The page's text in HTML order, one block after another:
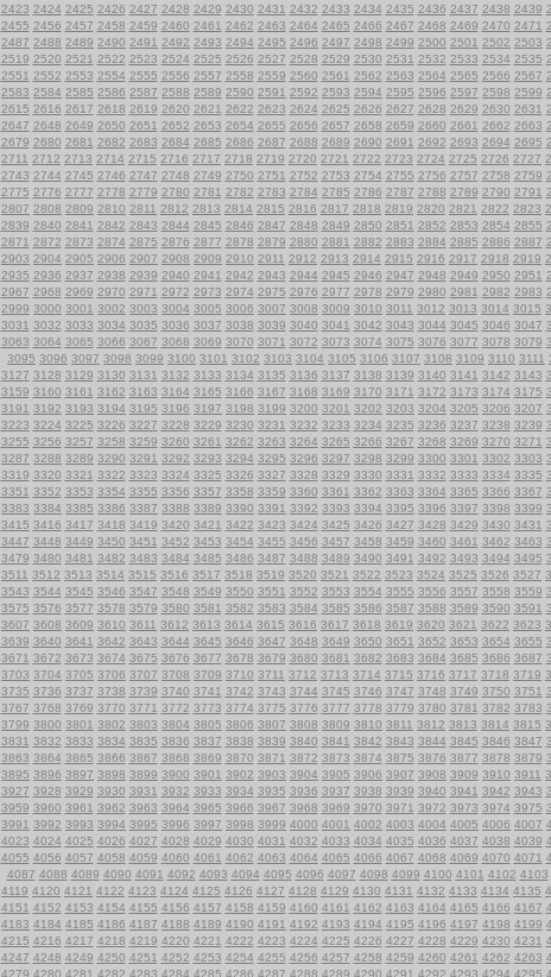
2423 2424 2425 2426 2427 2428 2429 2430 2431 2432 2433 2434 2435 2436 2437 2438 2439
2455 2456 2457 2458 2459 2460 2461 2462 2463 2464 2465 2466 2467 2468 2469 2470 2471
2487 2488 2489 2490 2491 2492 2493 2494 2495 2496 2497 2498 2499 2500 2501 2502 2503
2519 2520 2521 2522 2523 2524 2525 2526 2527 2528 2529 2530 2531 2532 2533 2534 2535
2551 2552 2553 2554 2555 2556 2557 2558 2559 2560 2561 2562 2563 2564 2565 2566 2567
2583 2584 2585 2586 2587 2588 2589 2590 2591 2592 2593 2594 2595 2596 2597 2598 2599
2615 2616 2617 2618 2619 2620 2621 2622 2623 2624 2625 2626 2627 2628 2629 2630 2631
2647 2648 2649 2650 2651 2652 2653 2654 2655 2656 2657 2658 2659 2660 2661 2662 2663
2679 2680 2681 2682 2683 2684 2685 2686 2687 2688 2689 2690 2691 2692 2693 2694 2695
2711 2712 2713 2714 2715 2716 2717 2718 2719 2720 2721 2722 2723 2724 2725 2726 2727
2743 2744 2745 2746 2747 2748 2749 2750 2751 2752 2753 2754 2755 2756 2757 2758 2759
2775 2776 2777 2778 2779 2780 2781 2782 2783 2784 2785 2786 2787 2788 2789 2790 2791
2807 2808 2809 2810 2811 2812 2813 2814 2815 2816 2817 2818 2819 2820 2821 2822 2823
2839 2840 2841 2842 2843 2844 2845 2846 2847 2848 2849 2850 2851 2852 2853 2854 2855
2871 2872 2873 2874 2875 2876 2877 2878 2879 2880 2881 2882 2883 2884 2885 2886 2887
2903 2904 2905 2906 2907 2908 2909 2910 2911 2912 2913 2914 2915 2916 2917 2918 2919
2935 2936 2937 2938 2939 2940 2941 2942 2943 2944 2945 2946 2947 2948 2949 2950 2951
2967 2968 2969 2970 2971 2972 2973 2974 2975 2976 2977 2978 2979 2980 2981 2982 2983
2999 3000 3001 3002 3003 3004 3005 3006 3007 3008 3009 3010 3011 3012 3013 3014 3015
3031 3032 3033 3034 3035 3036 3037 3038 3039 3040 3041 3042 3043 3044 3045 3046 3047
3063 3064 3065 3066 3067 3068 3069 3070 3071 3072 3073 3074 3075 3076 3077 3078 3079
3095 3096 3097 3098 3099 3100 3101 3102 3103 3104 3105 3106 3107 3108 3109 3110 3111
3127 3128 3129 3130 3131 3132 3133 3134 3135 3136 3137 3138 3139 3140 3141 3142 3143
3159 3160 3161 3162 3163 3164 3165 3166 3167 3168 3169 3170 3171 3172 3173 3174 3175
3191 3192 3193 3194 3195 3196 3197 3198 3199 3200 3201 3202 3203 3204 3205 3206 3207
3223 3224 3225 3226 3227 3228 3229 3230 3231 3232 3233 3234 3235 3236 3237 3238 3239
3255 3256 3257 3258 3259 3260 3261 3262 3263 3264 3265 3266 3267 3268 3269 3270 3271
3287 3288 3289 3290 3291 3292 3293 3294 3295 3296 3297 3298 3299 3300 3301 3302 3303
3319 3320 3321 3322 3323 3324 3325 3326 3327 3328 3329 3330 3331 3332 3333 3334 3335
3351 3352 3353 3354 3355 3356 3357 3358 3359 3360 3361 3362 3363 3364 3365 3366 3367
3383 3384 3385 3386 3387 3388 3389 3390 3391 3392 3393 3394 3395 3396 3397 3398 3399
3415 3416 3417 3418 3419 3420 3421 3422 3423 3424 3425 3426 3427 3428 3429 3430 3431
3447 3448 3449 3450 3451 3452 3453 3454 3455 3456 3457 3458 3459 3460 3461 3462 3463
3479 3480 3481 3482 3483 3484 3485 3486 3487 3488 3489 3490 3491 3492 3493 3494 3495
3511 3512 3513 3514 3515 3516 3517 3518 3519 3520 3521 3522 3523 3524 3525 3526 3527
3543 3544 3545 3546 3547 3548 3549 3550 3551 3552 3553 3554 3555 3556 3557 3558 3559
3575 3576 3577 3578 3579 3580 3581 3582 3583 3584 3585 3586 3587 3588 3589 3590 3591
3607 3608 3609 3610 3611 3612 3613 3614 3615 3616 3617 3618 3619 3620 3621 3622 3623
3639 3640 3641 3642 3643 3644 3645 3646 3647 3648 3649 3650 3651 3652 3653 3654 3655
3671 3672 3673 3674 3675 3676 3677 3678 3679 3680 3681 3682 3683 3684 3685 3686 3687
3703 3704 3705 3706 3707 3708 3709 3710 3711 3712 3713 3714 3715 3716 3717 3718 3719
3735 3736 3737 3738 3739 3740 3741 3742 3743 3744 3745 3746 3747 3748 3749 3750 3751
3767 3768 3769 3770 3771 3772 3773 3774 3775 3776 3777 3778 3779 3780 3781 3782 3783
3799 3800 3801 3802 3803 3804 3805 3806 3807 3808 3809 3810 3811 3812 3813 3814 3815
3831 3832 3833 3834 3835 3836 3837 3838 3839 3840 3841 3842 3843 3844 3845 3846 3847
3863 3864 3865 3866 3867 3868 3869 3870 3871 3872 3873 3874 3875 3876 3877 3878 3879
3895 3896 3897 3898 3899 3900 3901 3902 3903 3904 3905 3906 3907 3908 3909 3910 3911
3927 3928 3929 3930 3931 3932 3933 3934 3935 3936 3937 3938 3939 3940 3941 3942 3943
3959 3960 3961 3962 3963 3964 3965 3966 3967 3968 3969 3970 3971 3972 3973 3974 3975
3991 3992 3993 3994 3995 3996 3997 3998 3999 4000 4001 4002 4003 4004 4005 4006 4007
4023 4024 4025 4026 4027 4028 4029 4030 4031 4032 4033 4034 4035 4036 4037 4038 4039
4055 4056 4057 4058 4059 4060 4061 4062 4063 4064 4065 4066 4067 4068 4069 4070 4071
4087 4088 4089 4090 4091 4092 4093 4094 4095 4096 4097 4098 4099 4100 4101 4102 4103
4119 4120 4121 4122 4123 4124 4125 4126 4127 4128 4129 4130 4131 4132 4133 4134 4135
4151 4152 4153 4154 4155 4156 4157 4158 4159 4160 4161 4162 4163 4164 4165 4166 4167
4183 4184 4185 4186 4187 4188 4189 4190 4191 4192 4193 4194 4195 4196 4197 4198 4199
4215 4216 4217 4218 4219 4220 4221 4222 4223 4224 4225 4226 4227 4228 4229 4230 4231
4247 4248 4249 4250 4251 4252 4253 4254 4255 4256 4257 4258 4259 4260 4261 4262 4263
4279 4280 4281 4282 4283 4284 4285 4286 4287 4288 4289 4290 4291 4292 4293 4294 4295